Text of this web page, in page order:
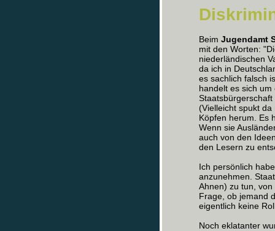
Beim Jugendamt
mit den Worten:
niederländischen
da ich in
es sachlich falsch
handelt es sich
(Vielleicht spukt
Köpfen herum. Es
Wenn sie
auch von den
den Lesern zu
Ich persönlich
anzunehmen.
Ahnen) zu tun,
Frage, ob jemand
eigentlich keine
Noch eklatanter